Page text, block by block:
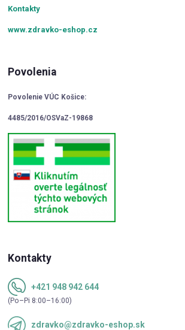
Kontakty
www.zdravko-eshop.cz
Povolenia
Povolenie VÚC Košice:
4485/2016/OSVaZ-19868
Kontakty
+421 948 942 644
(Po–Pi 8:00–16:00)
zdravko@zdravko-eshop.sk